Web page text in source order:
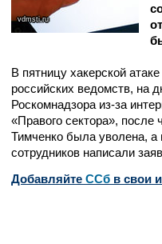
vdmsti.ru
В пятницу хакерской
российских ведомств, на
Роскомнадзора из-за
«Правого сектора», после
Тимченко была уволена, а
сотрудников написали
Добавляйте CСб в свои